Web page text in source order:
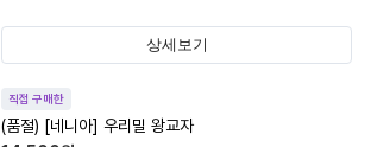
상세보기
직접 구매한
(품절) [네니아] 우리밀 왕교자